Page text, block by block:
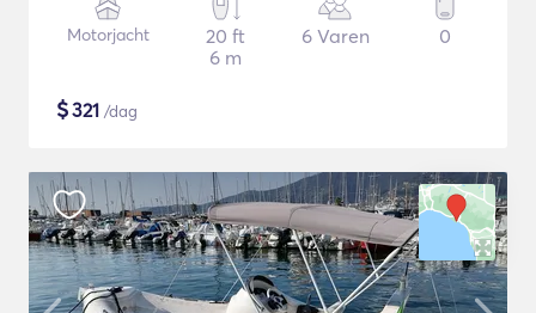
Motorjacht
20 ft
6 m
6 Varen 0
$321 /dag